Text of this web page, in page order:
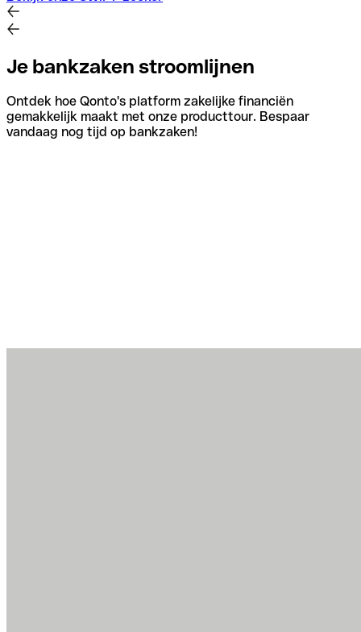
Je bankzaken stroomlijnen
Ontdek hoe Qonto's platform zakelijke financiën
gemakkelijk maakt met onze producttour. Bespaar
vandaag nog tijd op bankzaken!